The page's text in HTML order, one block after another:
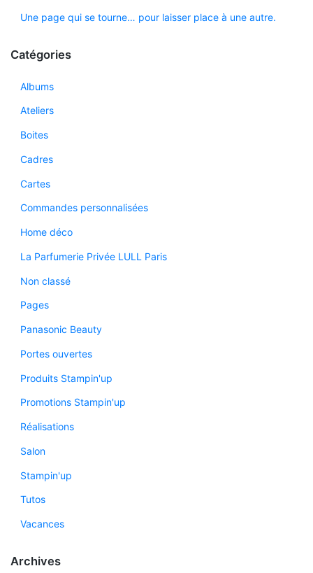
Une page qui se tourne… pour laisser place à une autre.
Catégories
Albums
Ateliers
Boites
Cadres
Cartes
Commandes personnalisées
Home déco
La Parfumerie Privée LULL Paris
Non classé
Pages
Panasonic Beauty
Portes ouvertes
Produits Stampin'up
Promotions Stampin'up
Réalisations
Salon
Stampin'up
Tutos
Vacances
Archives